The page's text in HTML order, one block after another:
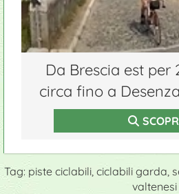
Da Brescia est per
circa fino a
Tag: piste ciclabili, ciclabili garda,
valtenesi